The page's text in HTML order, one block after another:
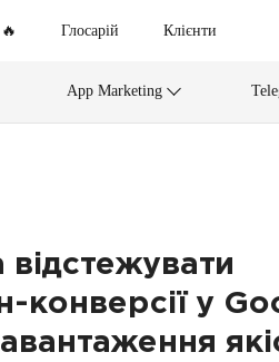
Глосарій Клієнти
App Marketing
у